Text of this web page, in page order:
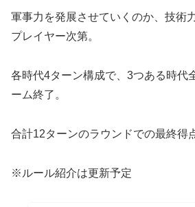
軍事力を発展させていくのか、技術
プレイヤー次第。
各時代4ターン構成で、3つある時代
ーム終了。
合計12ターンのラウンドでの最終得
※ルール紹介は更新予定